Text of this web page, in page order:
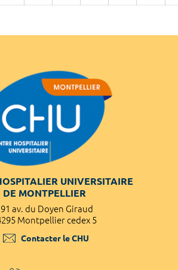
UNIVERSITAIRE
DE MONTPELLIER
av. du Doyen Giraud
Montpellier cedex 5
Contacter le CHU